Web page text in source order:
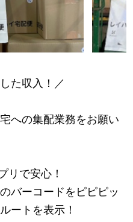
た収入！／
への集配業務をお願い
リで安心！
バーコードをピピピッ
ートを表示！